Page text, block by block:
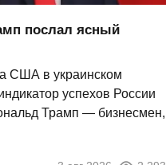
послал ясный
США в украинском
успехов России
Трамп — бизнесмен,